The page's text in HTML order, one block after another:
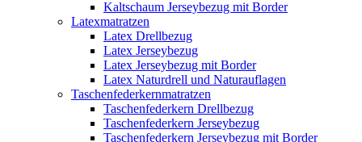
Kaltschaum Jerseybezug mit Border
Latexmatratzen
Latex Drellbezug
Latex Jerseybezug
Latex Jerseybezug mit Border
Latex Naturdrell und Naturauflagen
Taschenfederkernmatratzen
Taschenfederkern Drellbezug
Taschenfederkern Jerseybezug
Taschenfederkern Jerseybezug mit Border